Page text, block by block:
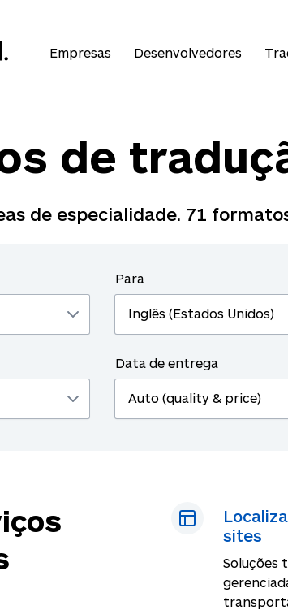
Empresas Desenvolvedores
de
de especialidade. 71
Para
Data de entrega
sites
Soluções